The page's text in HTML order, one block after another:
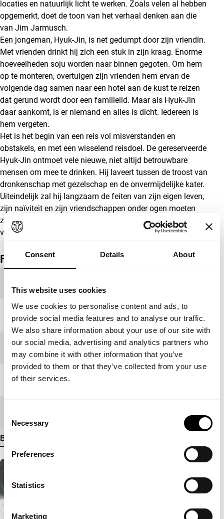
Consent Details About
This website uses cookies
We use cookies to personalise content and ads, to
provide social media features and to analyse our traffic.
We also share information about your use of our site with
our social media, advertising and analytics partners who
may combine it with other information that you’ve
provided to them or that they’ve collected from your use
of their services.
Selection
Necessary
Preferences
Statistics
Marketing
locaties en natuurlijk licht te werken. Zoals velen al hebben
opgemerkt, doet de toon van het verhaal denken aan die
van Jim Jarmusch.
Een jongeman, Hyuk-Jin, is net gedumpt door zijn vriendin.
Met vrienden drinkt hij zich een stuk in zijn kraag. Enorme
hoeveelheden soju worden naar binnen gegoten. Om hem
op te monteren, overtuigen zijn vrienden hem ervan de
volgende dag samen naar een hotel aan de kust te reizen
dat gerund wordt door een familielid. Maar als Hyuk-Jin
daar aankomt, is er niemand en alles is dicht. Iedereen is
hem vergeten.
Het is het begin van een reis vol misverstanden en
obstakels, en met een wisselend reisdoel. De gereserveerde
Hyuk-Jin ontmoet vele nieuwe, niet altijd betrouwbare
mensen om mee te drinken. Hij laveert tussen de troost van
dronkenschap met gezelschap en de onvermijdelijke kater.
Uiteindelijk zal hij langzaam de feiten van zijn eigen leven,
zijn naïviteit en zijn vriendschappen onder ogen moeten
zien. Winnaar van de prijs voor de beste film op het festival
van Jeonju.
Film details
Jaar 2008
Festivaleditie IFFR 2009
Lengte
Bekijk meer details